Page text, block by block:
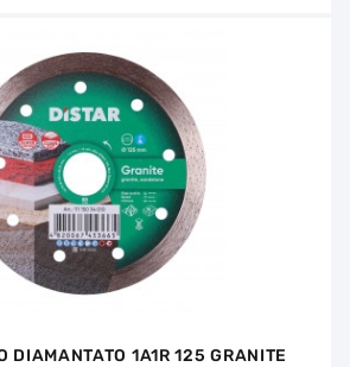
DIAMANTATO 1A1R 125 GRANITE